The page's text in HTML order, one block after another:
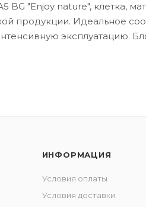
BG "Enjoy nature", клетка,
продукции. Идеальное
эксплуатацию.
ИНФОРМАЦИЯ
Условия оплаты
Условия доставки